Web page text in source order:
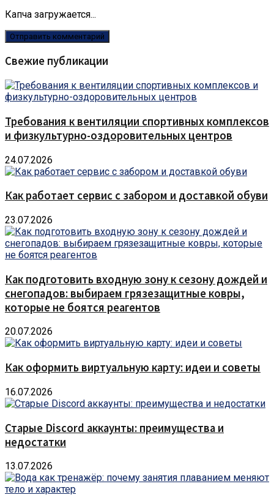
Капча загружается...
Свежие публикации
Требования к вентиляции спортивных комплексов
и физкультурно-оздоровительных центров
24.07.2026
Как работает сервис с забором и доставкой обуви
23.07.2026
Как подготовить входную зону к сезону дождей и
снегопадов: выбираем грязезащитные ковры,
которые не боятся реагентов
20.07.2026
Как оформить виртуальную карту: идеи и советы
16.07.2026
Старые Discord аккаунты: преимущества и
недостатки
13.07.2026